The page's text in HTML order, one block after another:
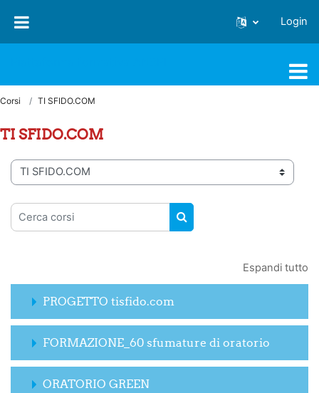
Login
Corsi TI SFIDO.COM
TI SFIDO.COM
Categorie di corso
Cerca corsi
CERCA CORSI
Espandi tutto
PROGETTO tisfido.com
FORMAZIONE_60 sfumature di oratorio
ORATORIO GREEN